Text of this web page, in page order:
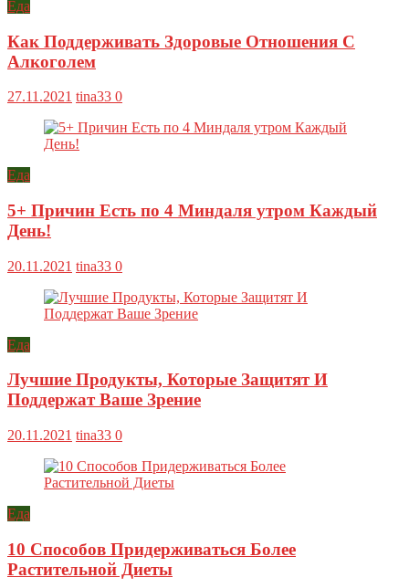
Еда
Как Поддерживать Здоровые Отношения С
Алкоголем
27.11.2021 tina33 0
Еда
5+ Причин Есть по 4 Миндаля утром Каждый
День!
20.11.2021 tina33 0
Еда
Лучшие Продукты, Которые Защитят И
Поддержат Ваше Зрение
20.11.2021 tina33 0
Еда
10 Способов Придерживаться Более
Растительной Диеты